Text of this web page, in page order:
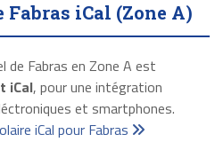
iCal (Zone A)
de Fabras en Zone A est
iCal, pour une intégration
et smartphones.
iCal pour Fabras